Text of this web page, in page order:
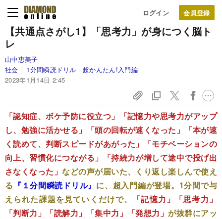
ログイン
【共通点さがし1】「思考力」が身につく脳ト
レ
山中恵美子
社会
1分間瞬読ドリル 超かんたん!入門編
2023年1月14日 2:45
「認知症、ボケ予防に役立つ」「記憶力や思考力がアップ
し、勉強に活かせる」「頭の回転が速くなった」「本が速
く読めて、判断スピードがあがった」「モチベーションの
向上、習慣化につながる」「持続力が増して途中で投げ出
さなくなった」などの声が届いた、くり返し楽しんで使え
る 『 １分間瞬読ドリル』 に、超入門編が登場。1分間で与
えられた課題を見ていくだけで、
「記憶力」「思考力」
「判断力」「読解力」「集中力」「発想力」が抜群にアッ